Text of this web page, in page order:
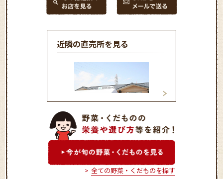
近隣の直売所を見る
新鮮市場ききょう
ファーマーズガ
ちだ
全ての野菜・くだものを探す